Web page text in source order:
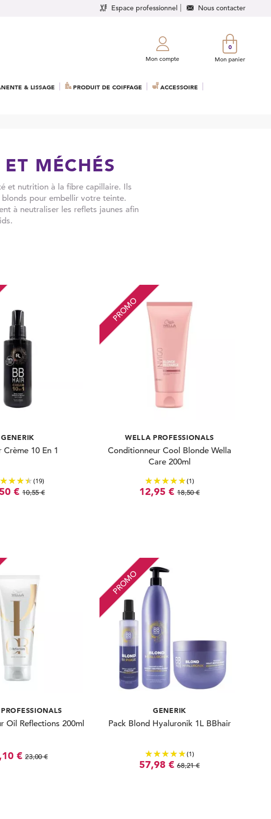
Espace professionnel Nous contacter
Mon compte
0
Mon panier
& LISSAGE PRODUIT DE COIFFAGE ACCESSOIRE
MÉCHÉS
et nutrition à la fibre capillaire. Ils
pour embellir votre teinte.
à neutraliser les reflets jaunes afin
GENERIK
Crème 10 En 1
(19)
€ 10,55 €
PROMO
WELLA PROFESSIONALS
Conditionneur Cool Blonde Wella
Care 200ml
(1)
12,95 € 18,50 €
Oil Reflections 200ml
€ 23,00 €
PROMO
GENERIK
Pack Blond Hyaluronik 1L BBhair
(1)
57,98 € 68,21 €